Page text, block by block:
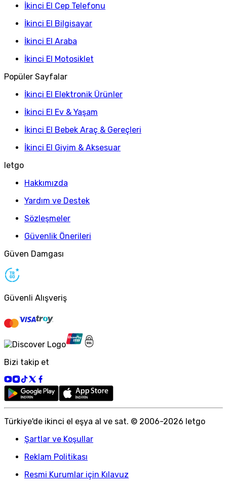
İkinci El Cep Telefonu
İkinci El Bilgisayar
İkinci El Araba
İkinci El Motosiklet
Popüler Sayfalar
İkinci El Elektronik Ürünler
İkinci El Ev & Yaşam
İkinci El Bebek Araç & Gereçleri
İkinci El Giyim & Aksesuar
letgo
Hakkımızda
Yardım ve Destek
Sözleşmeler
Güvenlik Önerileri
Güven Damgası
Güvenli Alışveriş
Bizi takip et
Türkiye'de ikinci el eşya al ve sat. © 2006-2026 letgo
Şartlar ve Koşullar
Reklam Politikası
Resmi Kurumlar için Kılavuz